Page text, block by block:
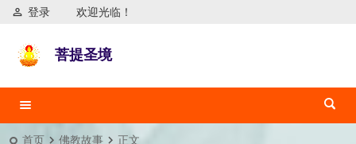
欢迎光临！
登录
菩提圣境
首页 佛教故事 正文